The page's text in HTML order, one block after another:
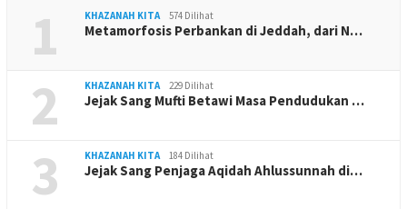
1 KHAZANAH KITA 574 Dilihat
Metamorfosis Perbankan di Jeddah, dari N…
2 KHAZANAH KITA 229 Dilihat
Jejak Sang Mufti Betawi Masa Pendudukan …
3 KHAZANAH KITA 184 Dilihat
Jejak Sang Penjaga Aqidah Ahlussunnah di…